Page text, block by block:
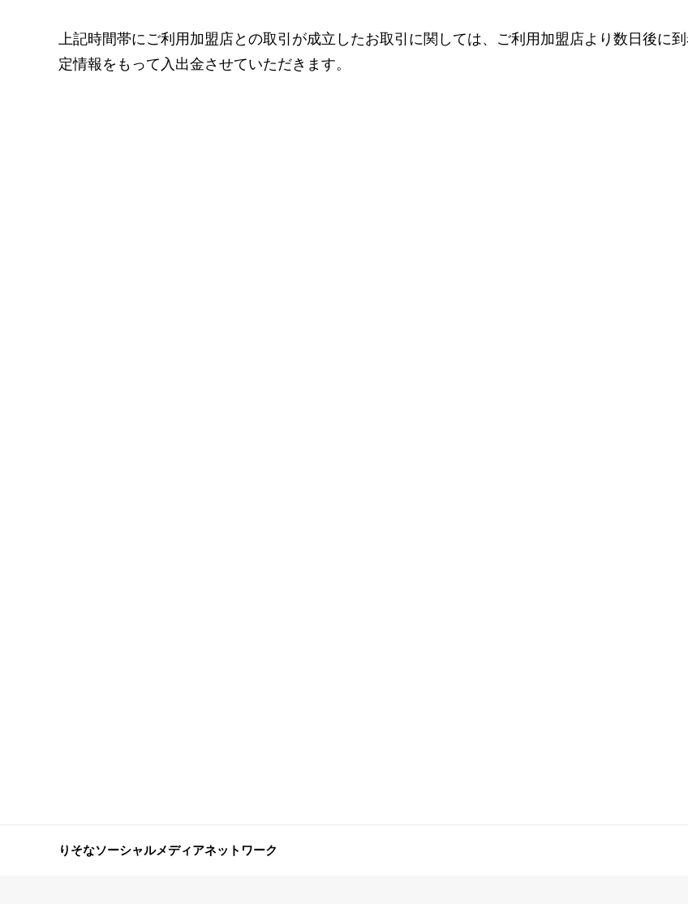
上記時間帯にご利用加盟店との取引が成立したお取引に関しては、ご利用加盟店より数日後に
定情報をもって入出金させていただきます。
りそなソーシャルメディアネットワーク